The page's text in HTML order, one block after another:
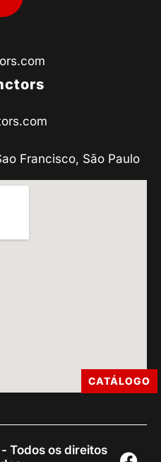
Francisco, São Paulo
Todos os direitos
CATÁLOGO